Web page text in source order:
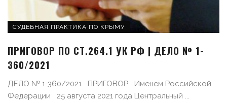
СУДЕБНАЯ ПРАКТИКА ПО КРЫМУ
ПРИГОВОР ПО СТ.264.1 УК РФ | ДЕЛО № 1-
360/2021
ДЕЛО № 1-360/2021 ПРИГОВОР Именем Российской
Федерации 25 августа 2021 года Центральный ...